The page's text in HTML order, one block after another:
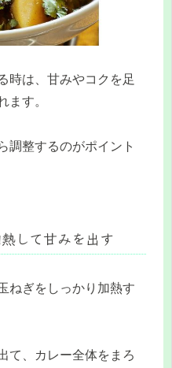
時は、甘みやコクを足
ます。
調整するのがポイント
して甘みを出す
ねぎをしっかり加熱す
て、カレー全体をまろ